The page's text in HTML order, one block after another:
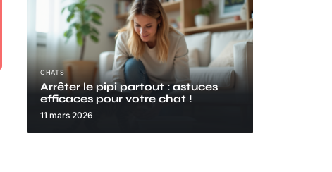
CHATS
Arrêter le pipi partout : astuces
efficaces pour votre chat !
11 mars 2026